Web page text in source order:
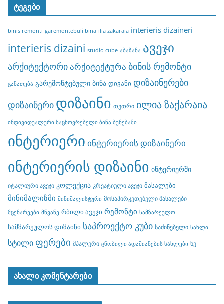
ტეგები
binis remonti garemontebuli bina ilia zakaraia interieris dizaineri
interieris dizaini studio cube აბაზანა ავეჯი
არქიტექტორიარქიტექტურა ბინის რემონტი
განათება გარემონტებული ბინა დივანი დიზაინერები
დიზაინერი დიზაინი თეთრი ილია ზაქარაია
ინდივიდუალური საცხოვრებელი ბინა ბუნებაში
ინტერიერი ინტერიერის დიზაინერი
ინტერიერის დიზაინი ინტერიერში
იტალიური ავეჯი კოლექცია კრეატიული ავეჯი მასალები
მინიმალიზმი მინიმალისტური მოსაპირკეთებელი მასალები
მცენარეები მწვანე რბილი ავეჯი რემონტი სამზარეულო
სამზარეულოს დიზაინი საპროექტო კუბი საძინებელი სახლი
სტილი ფერები შპალერი ცნობილი ადამიანების სახლები ხე
ახალი კომენტარები